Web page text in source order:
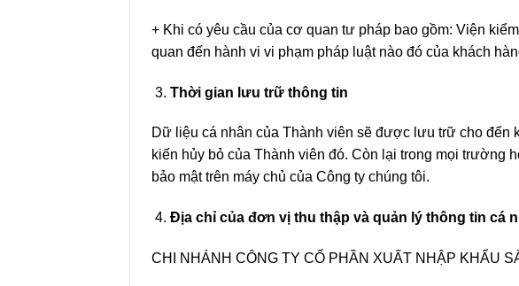
+ Khi có yêu cầu của cơ quan tư pháp bao gồm: Viện
quan đến hành vi vi phạm pháp luật nào đó của khách
Thời gian lưu trữ thông tin
Dữ liệu cá nhân của Thành viên sẽ được lưu trữ cho đến
kiến hủy bỏ của Thành viên đó. Còn lại trong mọi trường
bảo mật trên máy chủ của Công ty chúng tôi.
Địa chỉ của đơn vị thu thập và quản lý thông tin cá
CHI NHÁNH CÔNG TY CỔ PHẦN XUẤT NHẬP KHẨU